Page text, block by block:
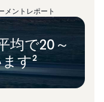
メントレポート
均で20～
す²